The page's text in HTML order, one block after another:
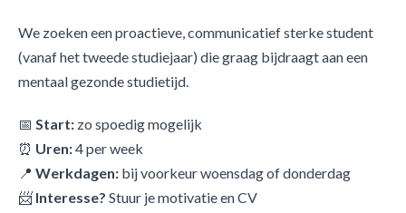
We zoeken een proactieve, communicatief sterke student
(vanaf het tweede studiejaar) die graag bijdraagt aan een
mentaal gezonde studietijd.
📅 Start: zo spoedig mogelijk
⏰ Uren:4 per week
📍 Werkdagen: bij voorkeur woensdag of donderdag
📨 Interesse? Stuur je motivatie en CV